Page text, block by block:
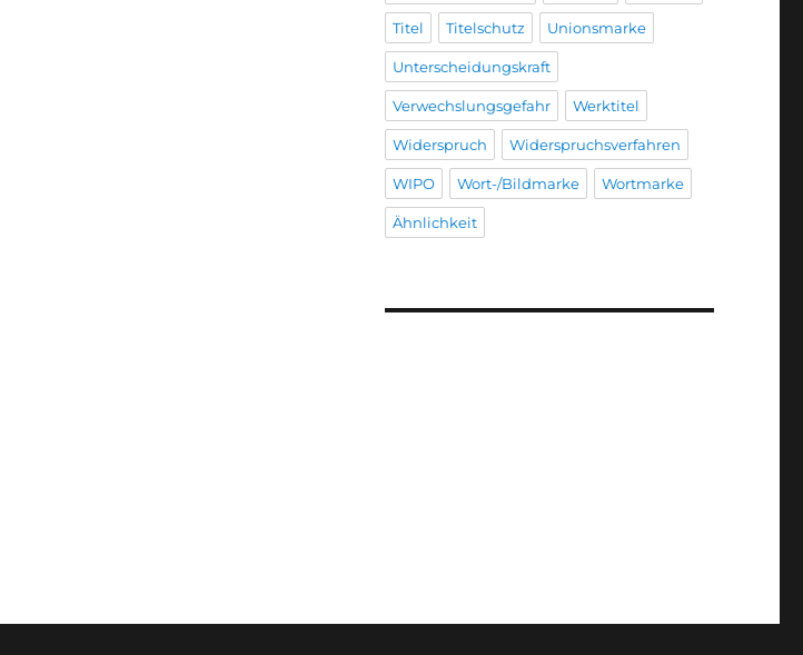
Titel Titelschutz Unionsmarke
Unterscheidungskraft
Verwechslungsgefahr Werktitel
Widerspruch Widerspruchsverfahren
WIPO Wort-/Bildmarke Wortmarke
Ähnlichkeit